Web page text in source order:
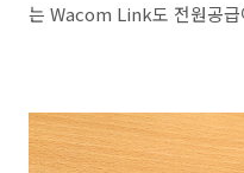
는 Wacom Link도 전원공급